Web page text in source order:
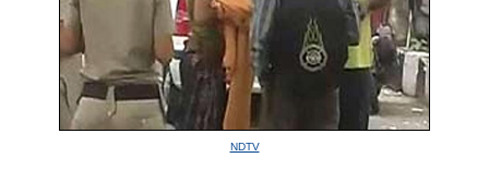
NDTV